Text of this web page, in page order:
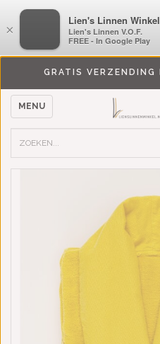
GRATIS
MENU
×
LiensLinnenwinkel.nl
Lien's Linnen V.O.F.
FREE - In Google Play
×
Lien's Linnen Winkel
Lien's Linnen V.O.F.
FREE - In Google Play